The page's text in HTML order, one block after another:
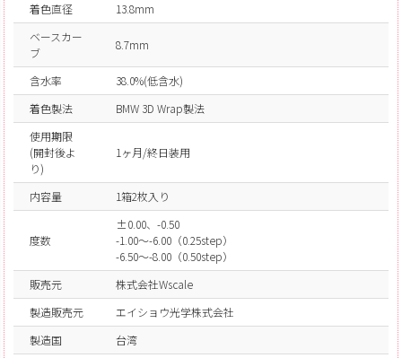
着色直径
13.8mm
ベースカー
ブ
8.7mm
含水率
38.0%(低含水)
着色製法
BMW 3D Wrap製法
使用期限
(開封後よ
り)
1ヶ月/終日装用
内容量 1箱2枚入り
度数
±0.00、-0.50
-1.00～-6.00（0.25step）
-6.50～-8.00（0.50step）
販売元
株式会社Wscale
製造販売元
エイショウ光学株式会社
製造国
台湾